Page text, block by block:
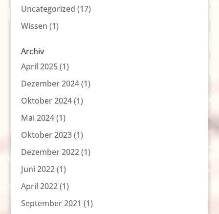
Uncategorized (17)
Wissen (1)
Archiv
April 2025(1)
Dezember 2024(1)
Oktober 2024(1)
Mai 2024(1)
Oktober 2023(1)
Dezember 2022(1)
Juni 2022(1)
April 2022(1)
September 2021 (1)